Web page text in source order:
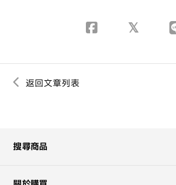
返回文章列表
搜尋商品